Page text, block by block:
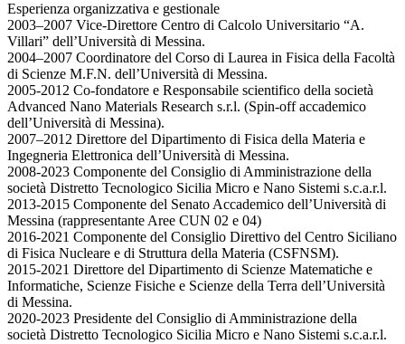
Esperienza organizzativa e gestionale
2003–2007 Vice-Direttore Centro di Calcolo Universitario “A.
Villari” dell’Università di Messina.
2004–2007 Coordinatore del Corso di Laurea in Fisica della Facoltà
di Scienze M.F.N. dell’Università di Messina.
2005-2012 Co-fondatore e Responsabile scientifico della società
Advanced Nano Materials Research s.r.l. (Spin-off accademico
dell’Università di Messina).
2007–2012 Direttore del Dipartimento di Fisica della Materia e
Ingegneria Elettronica dell’Università di Messina.
2008-2023 Componente del Consiglio di Amministrazione della
società Distretto Tecnologico Sicilia Micro e Nano Sistemi s.c.a.r.l.
2013-2015 Componente del Senato Accademico dell’Università di
Messina (rappresentante Aree CUN 02 e 04)
2016-2021 Componente del Consiglio Direttivo del Centro Siciliano
di Fisica Nucleare e di Struttura della Materia (CSFNSM).
2015-2021 Direttore del Dipartimento di Scienze Matematiche e
Informatiche, Scienze Fisiche e Scienze della Terra dell’Università
di Messina.
2020-2023 Presidente del Consiglio di Amministrazione della
società Distretto Tecnologico Sicilia Micro e Nano Sistemi s.c.a.r.l.